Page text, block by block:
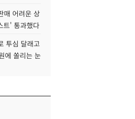
매 어려운 상
트' 통과했다
투심 달래고
에 쏠리는 눈